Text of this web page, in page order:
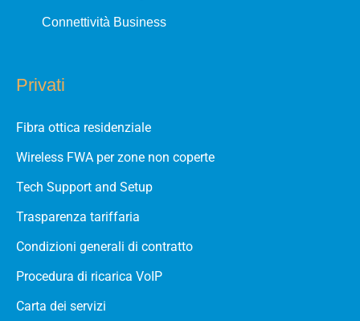
Connettività Business
Privati
Fibra ottica residenziale
Wireless FWA per zone non coperte
Tech Support and Setup
Trasparenza tariffaria
Condizioni generali di contratto
Procedura di ricarica VoIP
Carta dei servizi